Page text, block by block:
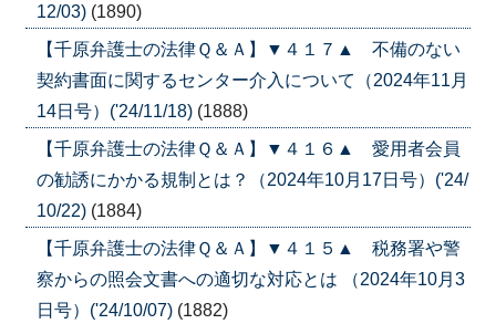
12/03) (1890)
【千原弁護士の法律Ｑ＆Ａ】▼４１７▲ 不備のない
契約書面に関するセンター介入について（2024年11月
14日号）('24/11/18) (1888)
【千原弁護士の法律Ｑ＆Ａ】▼４１６▲ 愛用者会員
の勧誘にかかる規制とは？（2024年10月17日号）('24/
10/22) (1884)
【千原弁護士の法律Ｑ＆Ａ】▼４１５▲ 税務署や警
察からの照会文書への適切な対応とは （2024年10月3
日号）('24/10/07) (1882)